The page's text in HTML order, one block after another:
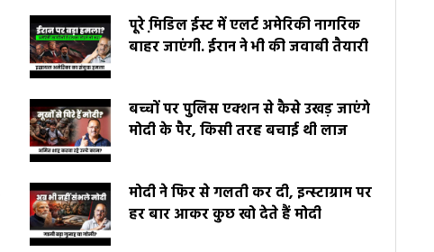
पूरे मि़डिल ईस्ट में एलर्ट अमेरिकी नागरिक
बाहर जाएंगी. ईरान ने भी की जवाबी तैयारी
बच्चों पर पुलिस एक्शन से कैसे उखड़ जाएंगे
मोदी के पैर, किसी तरह बचाई थी लाज
मोदी ने फिर से गलती कर दी, इन्स्टाग्राम पर
हर बार आकर कुछ खो देते हैं मोदी